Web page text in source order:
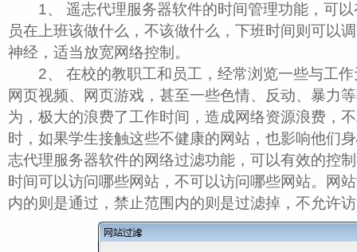
1、 遥志代理服务器软件的时间管理功能，可以
员在上班该做什么，不该做什么，下班时间则可以
神经，适当放宽网络控制。
2、 在校的教职工和员工，经常浏览一些与工作
网页视频、网页游戏，甚至一些色情、反动、暴力
为，极大的浪费了工作时间，造成网络资源浪费，
时，如果学生接触这些不健康的网站，也影响他们
志代理服务器软件的网络过滤功能，可以有效的控
时间可以访问哪些网站，不可以访问哪些网站。网
内的则是通过，禁止范围内的则是过滤掉，不允许